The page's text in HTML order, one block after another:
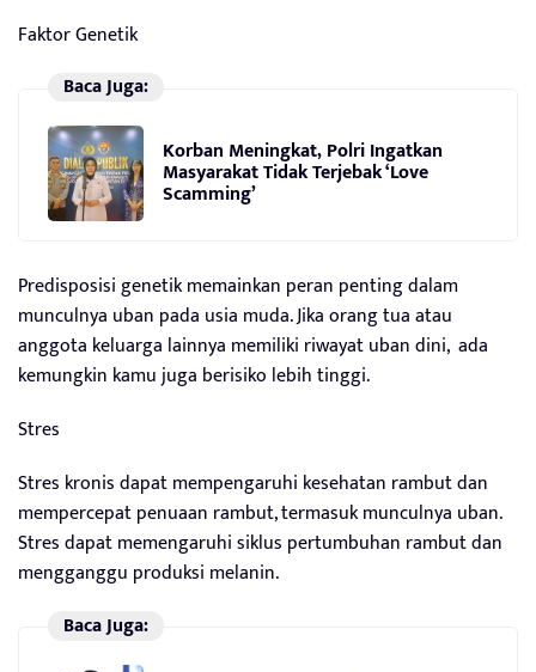
Faktor Genetik
Baca Juga:
Korban Meningkat, Polri Ingatkan
Masyarakat Tidak Terjebak ‘Love
Scamming’
Predisposisi genetik memainkan peran penting dalam
munculnya uban pada usia muda. Jika orang tua atau
anggota keluarga lainnya memiliki riwayat uban dini, ada
kemungkin kamu juga berisiko lebih tinggi.
Stres
Stres kronis dapat mempengaruhi kesehatan rambut dan
mempercepat penuaan rambut, termasuk munculnya uban.
Stres dapat memengaruhi siklus pertumbuhan rambut dan
mengganggu produksi melanin.
Baca Juga: